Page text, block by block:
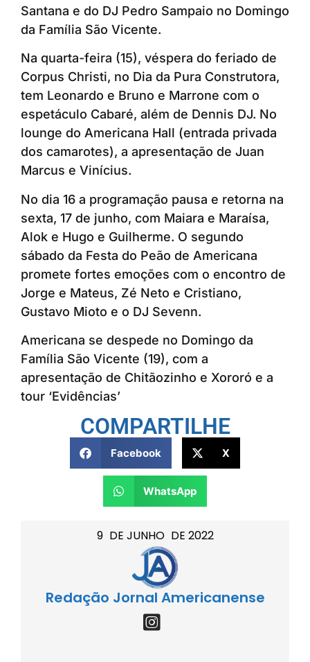
9 DE JUNHO DE 2022
Redação Jornal Americanense
Santana e do DJ Pedro Sampaio no Domingo
da Família São Vicente.
Na quarta-feira (15), véspera do feriado de
Corpus Christi, no Dia da Pura Construtora,
tem Leonardo e Bruno e Marrone com o
espetáculo Cabaré, além de Dennis DJ. No
lounge do Americana Hall (entrada privada
dos camarotes), a apresentação de Juan
Marcus e Vinícius.
No dia 16 a programação pausa e retorna na
sexta, 17 de junho, com Maiara e Maraísa,
Alok e Hugo e Guilherme. O segundo
sábado da Festa do Peão de Americana
promete fortes emoções com o encontro de
Jorge e Mateus, Zé Neto e Cristiano,
Gustavo Mioto e o DJ Sevenn.
Americana se despede no Domingo da
Família São Vicente (19), com a
apresentação de Chitãozinho e Xororó e a
tour ‘Evidências’
COMPARTILHE
Facebook X
WhatsApp